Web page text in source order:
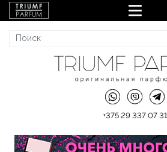
+375 29 337 07 31